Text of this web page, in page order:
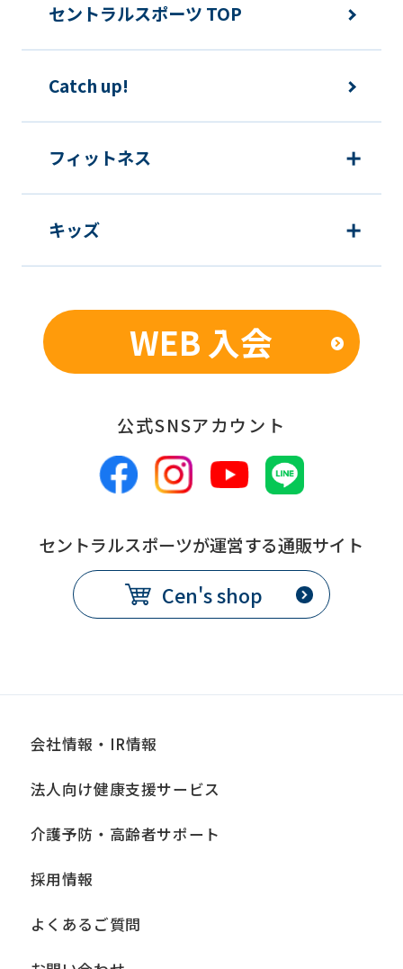
that
you
using
Automatic
セントラルスポーツ TOP
Catch up!
フィットネス
キッズ
WEB 入会
公式SNSアカウント
セントラルスポーツが運営する通販サイト
Cen's shop
会社情報・IR情報
法人向け健康支援サービス
介護予防・高齢者サポート
採用情報
よくあるご質問